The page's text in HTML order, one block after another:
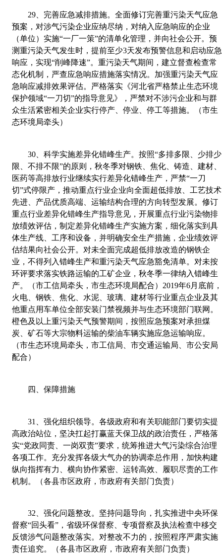
29
完善应急减排措施。全面修订完善重污染天气应急
预案，对涉气污染企业应纳尽纳，对纳入应急响应的企业
（单位）实施“一厂一策”的清单化管理，并向社会公开。预
测重污染天气发生时，提前至少3天发布预警信息和启动应急
响应，实现“削峰降速”。重污染天气期间，建立督查检查常
态化机制，严查应急响应措施落实情况。加强重污染天气应
急响应减排效果评估。严格落实《河北省严格禁止生态环境
保护领域“一刀切”的指导意见》，严禁对不涉污企业和与群
众生活紧密相关企业实行停产、停业、停工等措施。（市生
态环境局牵头）
30 、科学实施差异化错峰生产。按照“多排多限、少排少
限、不排不限”的原则，秋冬季对钢铁、焦化、铸造、建材、
医药等高排放行业继续实行差异化错峰生产，严禁“一刀
切”式停限产，推动重点行业企业向全面超低排放、工艺技术
先进、产品优质高端、运输结构合理的方向转型发展。修订
重点行业差异化错峰生产指导意见，开展重点行业污染物排
放绩效评估，制定差异化错峰生产实施方案，细化落实到具
体生产线、工序和设备，并明确安全生产措施，企业绩效评
估结果向社会公开。对未全面完成超低排放改造的钢铁企
业，不得列入错峰生产和重污染天气应急豁免清单。对未按
环评要求落实铁路运输的工矿企业，秋冬季一律纳入错峰生
产。（市工信局牵头，市生态环境局配合） 2019年6月底前，
火电、钢铁、焦化、水泥、玻璃、建材等行业重点企业及其
他重点用车单位全部安装门禁视频并与生态环境部门联网。
橙色及以上重污染天气预警期间，按照应急预案对承担煤
炭、矿石等大宗物料运输的柴油车辆实施应急运输响应。
（市生态环境局牵头，市工信局、市交通运输局、市公安局
配合）
四、保障措施
31 、强化组织领导。各级政府和有关职能部门要切实提
高政治站位，坚决扛起打赢蓝天保卫战的政治责任，严格落
实“党政同责、一岗双责”要求，统筹推进大气污染综合治理
各项工作。充分发挥各级大气办的协调牵总作用，加快构建
纵向指挥有力、横向协作紧密、运转高效、履职尽责的工作
机制。（各县市区政府，市政府有关部门负责）
32、强化问题整改。坚持问题导向，扎实推进中央环保
督察“回头看”，省级环保督察、专项督察及执法检查中移交
反馈涉气问题整改落实。对整改不力的，按照程序严肃实施
责任追究。（各县市区政府，市政府有关部门负责）